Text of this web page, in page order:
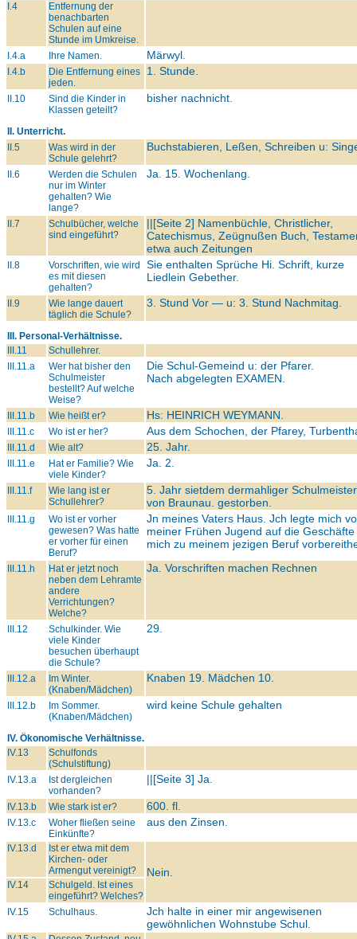
I.4
Entfernung der
benachbarten
Schulen auf eine
Stunde im Umkreise.
I.4.a
Ihre Namen. Märwyl.
I.4.b
Die Entfernung eines
jeden.
1. Stunde.
II.10
Sind die Kinder in
Klassen geteilt?
bisher nachnicht.
II. Unterricht.
II.5
Was wird in der
Schule gelehrt?
Buchstabieren, Leßen, Schreiben u:
II.6
Werden die Schulen
nur im Winter
gehalten? Wie
lange?
Ja. 15. Wochenlang.
II.7
Schulbücher, welche
sind eingeführt?
||[Seite 2] Namenbüchle, Christlicher,
Catechismus, Zeügnußen Buch,
etwa auch Zeitungen
II.8
Vorschriften, wie wird
es mit diesen
gehalten?
Sie enthalten Sprüche Hi. Schrift, kurze
Liedlein Gebether.
II.9
Wie lange dauert
täglich die Schule?
3. Stund Vor — u: 3. Stund Nachmitag.
III. Personal-Verhältnisse.
III.11
Schullehrer.
III.11.a
Wer hat bisher den
Schulmeister
bestellt? Auf welche
Weise?
Die Schul-Gemeind u: der Pfarer.
Nach abgelegten EXAMEN.
III.11.b Wie heißt er? Hs: HEINRICH WEYMANN.
III.11.c Wo ist er her? Aus dem Schochen, der Pfarey,
III.11.d Wie alt? 25. Jahr.
III.11.e
Hat er Familie? Wie
viele Kinder?
Ja. 2.
III.11.f
Wie lang ist er
Schullehrer?
5. Jahr sietdem dermahliger
von Braunau. gestorben.
III.11.g
Wo ist er vorher
gewesen? Was hatte
er vorher für einen
Beruf?
Jn meines Vaters Haus. Jch legte mich
meiner Frühen Jugend auf die Geschäfte
mich zu meinem jezigen Beruf
III.11.h
Hat er jetzt noch
neben dem Lehramte
andere
Verrichtungen?
Welche?
Ja. Vorschriften machen Rechnen
III.12
Schulkinder. Wie
viele Kinder
besuchen überhaupt
die Schule?
29.
III.12.a
Im Winter.
(Knaben/Mädchen)
Knaben 19. Mädchen 10.
III.12.b
Im Sommer.
(Knaben/Mädchen)
wird keine Schule gehalten
IV. Ökonomische Verhältnisse.
IV.13
Schulfonds
(Schulstiftung)
IV.13.a
Ist dergleichen
vorhanden?
||[Seite 3] Ja.
IV.13.b Wie stark ist er? 600. fl.
IV.13.c
Woher fließen seine
Einkünfte?
aus den Zinsen.
IV.13.d
Ist er etwa mit dem
Kirchen- oder
Armengut vereinigt?
Nein.
IV.14
Schulgeld. Ist eines
eingeführt? Welches?
IV.15
Schulhaus.
Jch halte in einer mir angewisenen
gewöhnlichen Wohnstube Schul.